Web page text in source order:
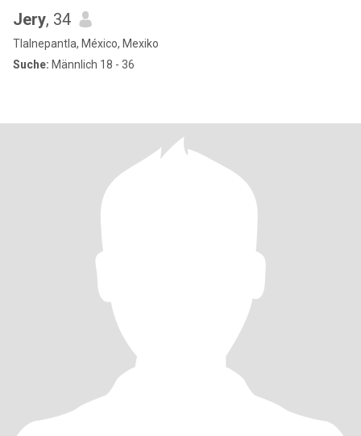
Jery, 34
Tlalnepantla, México, Mexiko
Suche: Männlich 18 - 36